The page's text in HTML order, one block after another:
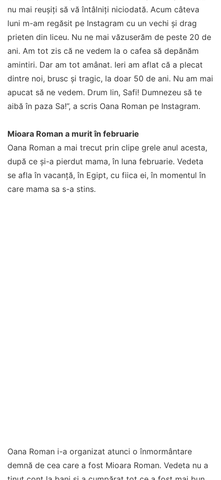
nu mai reușiți să vă întâlniți niciodată. Acum câteva
luni m-am regăsit pe Instagram cu un vechi și drag
prieten din liceu. Nu ne mai văzuserăm de peste 20 de
ani. Am tot zis că ne vedem la o cafea să depănăm
amintiri. Dar am tot amânat. Ieri am aflat că a plecat
dintre noi, brusc și tragic, la doar 50 de ani. Nu am mai
apucat să ne vedem. Drum lin, Safi! Dumnezeu să te
aibă în paza Sa!”, a scris Oana Roman pe Instagram.
Mioara Roman a murit în februarie
Oana Roman a mai trecut prin clipe grele anul acesta,
după ce și-a pierdut mama, în luna februarie. Vedeta
se afla în vacanță, în Egipt, cu fiica ei, în momentul în
care mama sa s-a stins.
Oana Roman i-a organizat atunci o înmormântare
demnă de cea care a fost Mioara Roman. Vedeta nu a